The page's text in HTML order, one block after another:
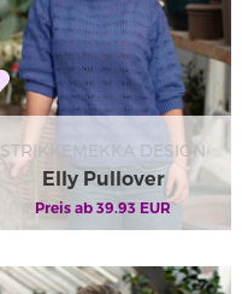
STRIKKEMEKKA DESIGN
Elly Pullover
Himmelblau
Preis ab 39.93 EUR